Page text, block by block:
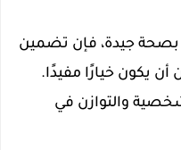
بصحة جيدة، فإن تضمين
يكون خيارًا مفيدًا.
والتوازن في